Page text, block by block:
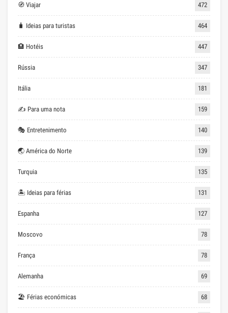
🧭 Viajar 472
🧳 Ideias para turistas 464
🏨 Hotéis 447
Rússia 347
Itália 181
✍ Para uma nota 159
🎭 Entretenimento 140
🌏 América do Norte 139
Turquia 135
🏝 Ideias para férias 131
Espanha 127
Moscovo 78
França 78
Alemanha 69
🏖 Férias económicas 68